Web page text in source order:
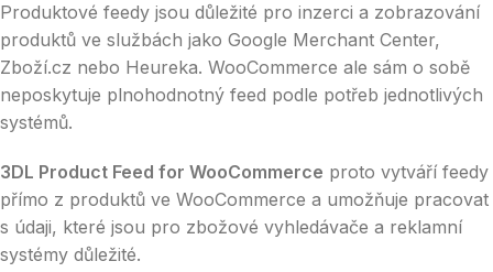
Produktové feedy jsou důležité pro inzerci a zobrazování
produktů ve službách jako Google Merchant Center,
Zboží.cz nebo Heureka. WooCommerce ale sám o sobě
neposkytuje plnohodnotný feed podle potřeb jednotlivých
systémů.
3DL Product Feed for WooCommerce proto vytváří feedy
přímo z produktů ve WooCommerce a umožňuje pracovat
s údaji, které jsou pro zbožové vyhledávače a reklamní
systémy důležité.